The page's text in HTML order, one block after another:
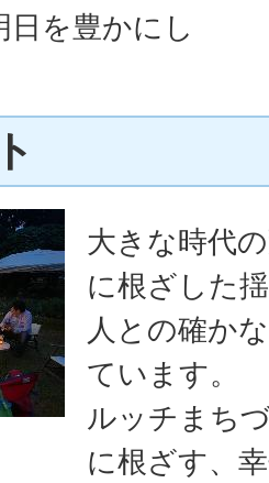
日を豊かにし
大きな時代
に根ざした
人との確か
ています。
ルッチまち
に根ざす、